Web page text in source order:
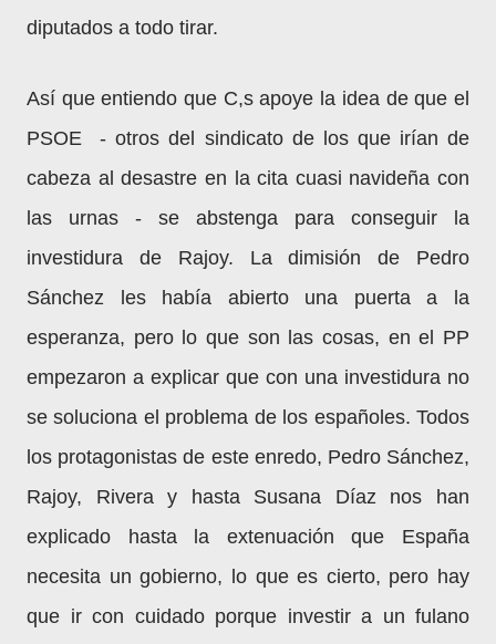
diputados a todo tirar.
Así que entiendo que C,s apoye la idea de que el
PSOE - otros del sindicato de los que irían de
cabeza al desastre en la cita cuasi navideña con
las urnas - se abstenga para conseguir la
investidura de Rajoy. La dimisión de Pedro
Sánchez les había abierto una puerta a la
esperanza, pero lo que son las cosas, en el PP
empezaron a explicar que con una investidura no
se soluciona el problema de los españoles. Todos
los protagonistas de este enredo, Pedro Sánchez,
Rajoy, Rivera y hasta Susana Díaz nos han
explicado hasta la extenuación que España
necesita un gobierno, lo que es cierto, pero hay
que ir con cuidado porque investir a un fulano